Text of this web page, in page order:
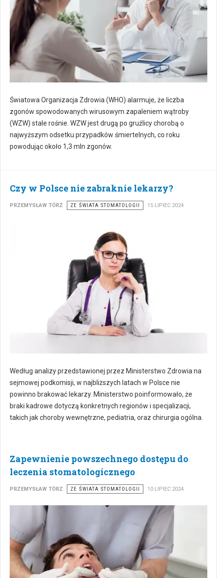
Światowa Organizacja Zdrowia (WHO) alarmuje, że liczba
zgonów spowodowanych wirusowym zapaleniem wątroby
(WZW) stale rośnie. WZW jest drugą po gruźlicy chorobą o
najwyższym odsetku przypadków śmiertelnych, co roku
powodując około 1,3 mln zgonów.
Czy w Polsce nie zabraknie lekarzy?
PRZEMYSŁAW TÓRZ ZE ŚWIATA STOMATOLOGII 15 LIPIEC 2024
Według analizy przedstawionej przez Ministerstwo Zdrowia na
sejmowej podkomisji, w najbliższych latach w Polsce nie
powinno brakować lekarzy. Ministerstwo poinformowało, że
braki kadrowe dotyczą konkretnych regionów i specjalizacji,
takich jak choroby wewnętrzne, pediatria, oraz chirurgia ogólna.
Zapewnienie powszechnego dostępu do
leczenia stomatologicznego
PRZEMYSŁAW TÓRZ ZE ŚWIATA STOMATOLOGII 10 LIPIEC 2024